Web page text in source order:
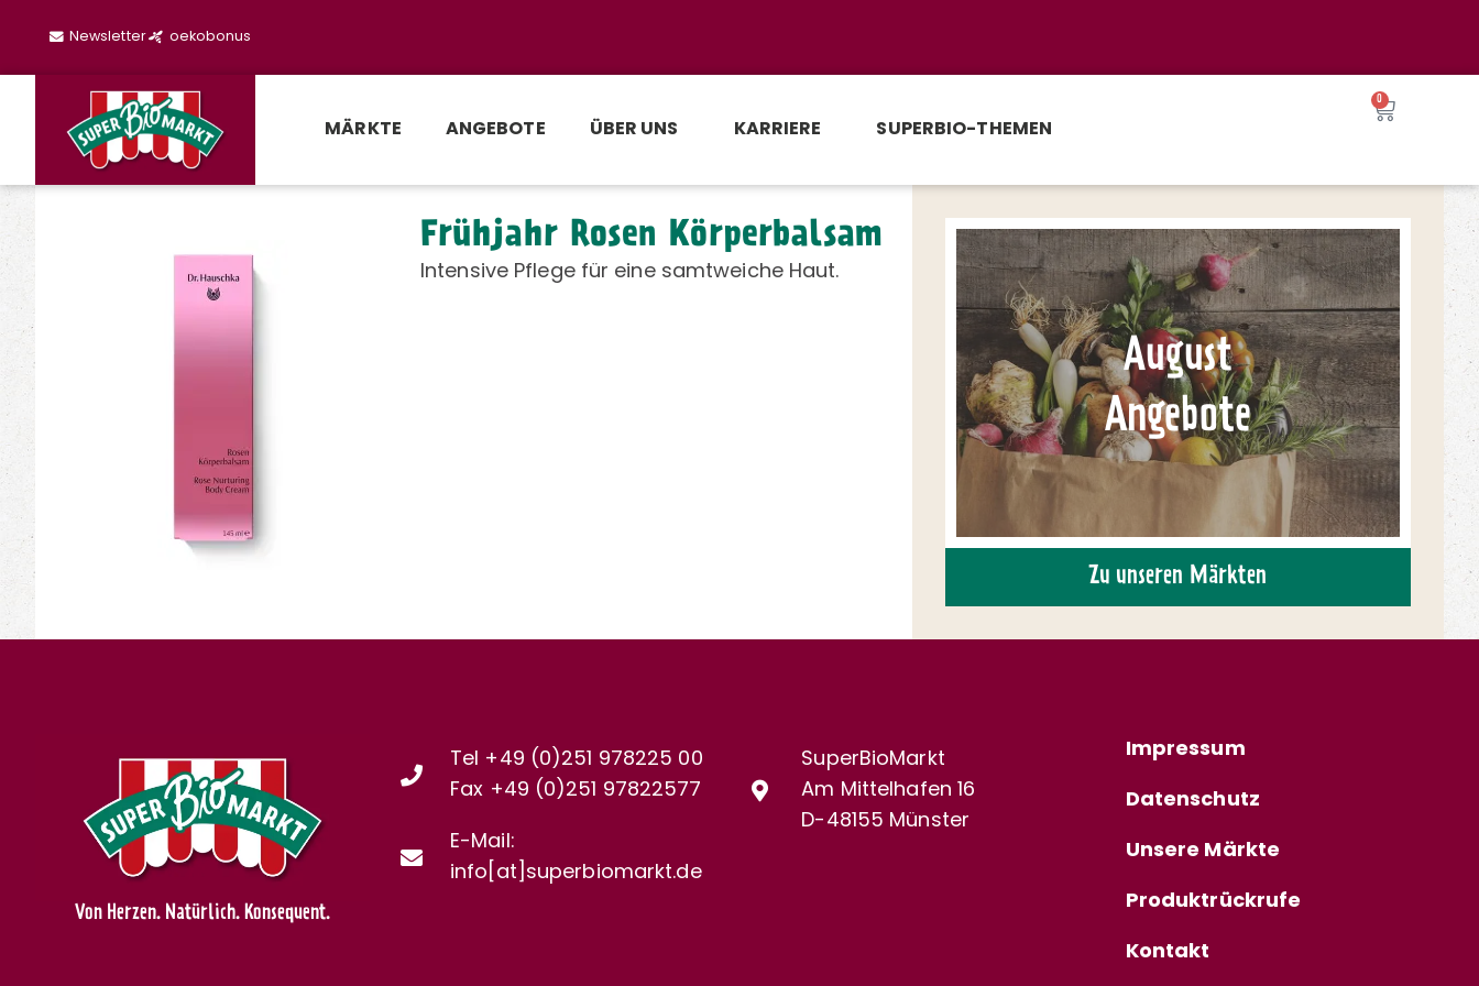
Newsletter oekobonus
MÄRKTE ANGEBOTE ÜBER UNS KARRIERE SUPERBIO-THEMEN
0
Frühjahr Rosen Körperbalsam
Intensive Pflege für eine samtweiche Haut.
August
Angebote
Zu unseren Märkten
Von Herzen. Natürlich. Konsequent.
Tel +49 (0)251 978225 00
Fax +49 (0)251 97822577
E-Mail:
info[at]superbiomarkt.de
SuperBioMarkt
Am Mittelhafen 16
D-48155 Münster
Impressum
Datenschutz
Unsere Märkte
Produktrückrufe
Kontakt